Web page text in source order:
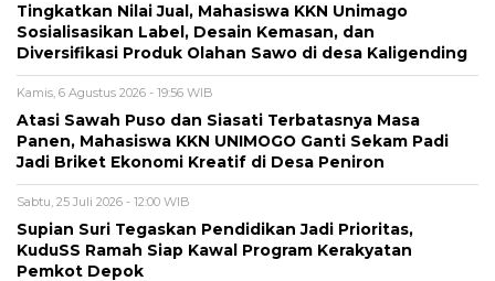
Tingkatkan Nilai Jual, Mahasiswa KKN Unimago
Sosialisasikan Label, Desain Kemasan, dan
Diversifikasi Produk Olahan Sawo di desa Kaligending
Kamis, 6 Agustus 2026 - 19:56 WIB
Atasi Sawah Puso dan Siasati Terbatasnya Masa
Panen, Mahasiswa KKN UNIMOGO Ganti Sekam Padi
Jadi Briket Ekonomi Kreatif di Desa Peniron
Sabtu, 25 Juli 2026 - 12:00 WIB
Supian Suri Tegaskan Pendidikan Jadi Prioritas,
KuduSS Ramah Siap Kawal Program Kerakyatan
Pemkot Depok